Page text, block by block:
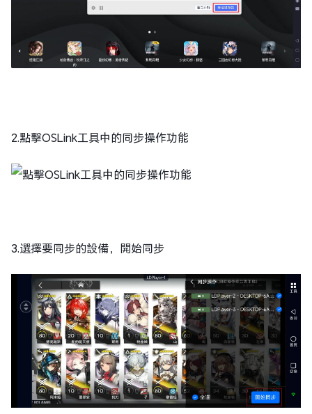
2.點擊OSLink工具中的同步操作功能
3.選擇要同步的設備，開始同步